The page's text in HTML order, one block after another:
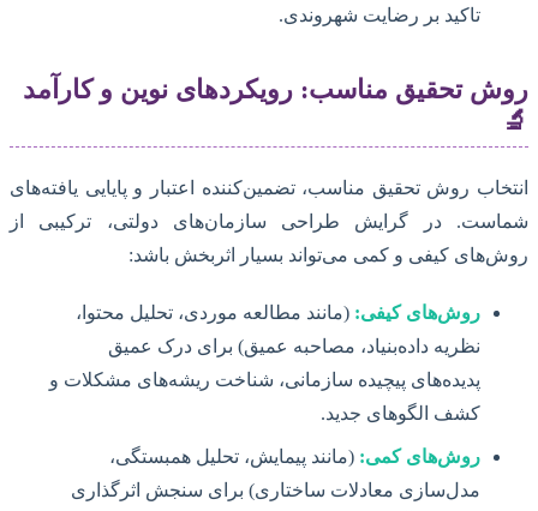
تاکید بر رضایت شهروندی.
روش تحقیق مناسب: رویکردهای نوین و کارآمد
🔬
انتخاب روش تحقیق مناسب، تضمین‌کننده اعتبار و پایایی یافته‌های
شماست. در گرایش طراحی سازمان‌های دولتی، ترکیبی از
روش‌های کیفی و کمی می‌تواند بسیار اثربخش باشد:
روش‌های کیفی: (مانند مطالعه موردی، تحلیل محتوا،
نظریه داده‌بنیاد، مصاحبه عمیق) برای درک عمیق
پدیده‌های پیچیده سازمانی، شناخت ریشه‌های مشکلات و
کشف الگوهای جدید.
روش‌های کمی: (مانند پیمایش، تحلیل همبستگی،
مدل‌سازی معادلات ساختاری) برای سنجش اثرگذاری